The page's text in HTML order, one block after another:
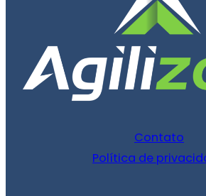
Contato
Política de